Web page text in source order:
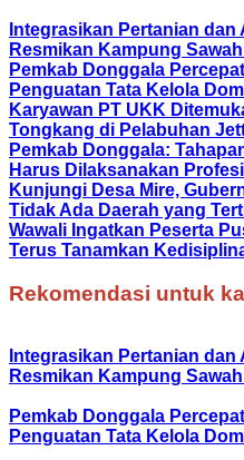
Integrasikan Pertanian
Resmikan Kampung
Pemkab Donggala
Penguatan Tata Kelola
Karyawan PT UKK
Tongkang di Pelabuhan
Pemkab Donggala:
Harus Dilaksanakan
Kunjungi Desa Mire,
Tidak Ada Daerah yang
Wawali Ingatkan Peserta
Terus Tanamkan
Rekomendasi untuk
Integrasikan Pertanian
Resmikan Kampung
Pemkab Donggala
Penguatan Tata Kelola